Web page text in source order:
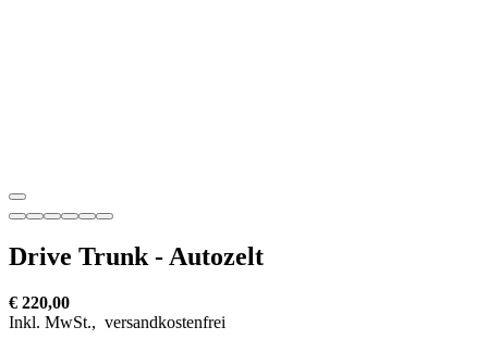
Drive Trunk - Autozelt
€ 220,00
Inkl. MwSt., versandkostenfrei